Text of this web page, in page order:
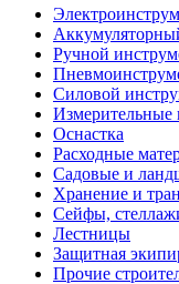
Ручной
Силовой
Измерительные
Оснастка
Расходные
Садовые и
Хранение и
Сейфы,
Лестницы
Защитная
Прочие